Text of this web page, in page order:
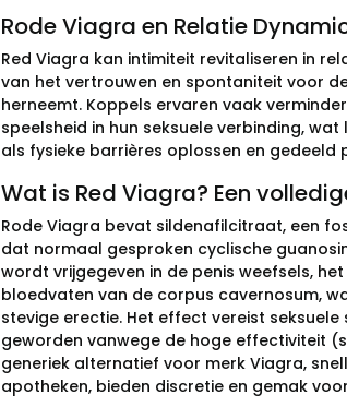
Rode Viagra en Relatie
Red Viagra kan intimiteit revitaliseren in
van het vertrouwen en spontaniteit voor
herneemt. Koppels ervaren vaak
speelsheid in hun seksuele verbinding,
als fysieke barrières oplossen en gedeeld
Wat is Red Viagra? Een
Rode Viagra bevat sildenafilcitraat, een
dat normaal gesproken cyclische
wordt vrijgegeven in de penis weefsels,
bloedvaten van de corpus cavernosum,
stevige erectie. Het effect vereist
geworden vanwege de hoge effectiviteit
generiek alternatief voor merk Viagra,
apotheken, bieden discretie en gemak